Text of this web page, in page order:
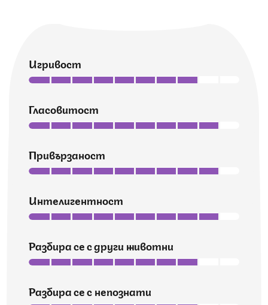
Игривост
Гласовитост
Привързаност
Интелигентност
Разбира се с други животни
Разбира се с непознати